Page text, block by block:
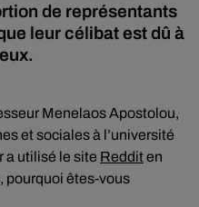
de représentants
leur célibat est dû à
Menelaos Apostolou,
et sociales à l’université
a utilisé le site Redditen
pourquoi êtes-vous